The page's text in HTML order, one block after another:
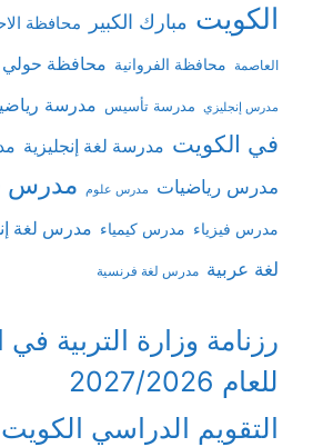
الكويت مبارك الكبير محافظة
العاصمة محافظة الفروانية محافظة حولي
مدرس إنجليزي مدرسة تأسيس مدرسة
في الكويت مدرسة لغة إنجليزية
مدرس رياضيات مدرس علوم مدرس
مدرس فيزياء مدرس كيمياء مدرس لغة
لغة عربية مدرس لغة فرنسية
رزنامة وزارة التربية
للعام 2027/2026